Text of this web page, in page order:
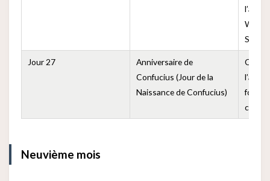
Singes
Jour 27
Anniversaire de
Confucius (Jour de la
Naissance de Confucius)
Neuvième mois